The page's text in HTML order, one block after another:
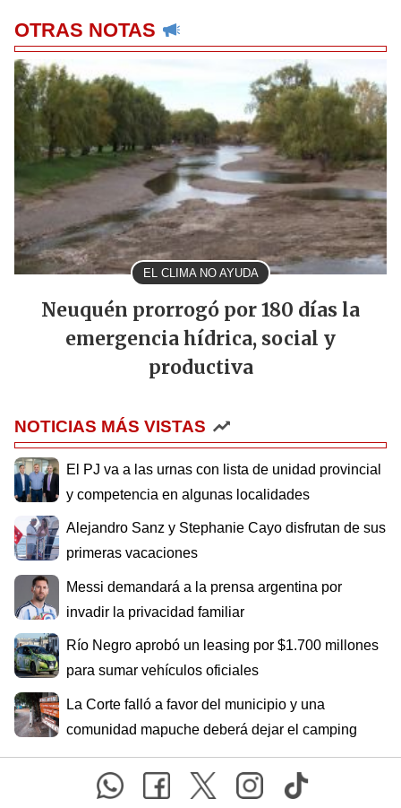
OTRAS NOTAS
EL CLIMA NO AYUDA
Neuquén prorrogó por 180 días la
emergencia hídrica, social y
productiva
NOTICIAS MÁS VISTAS
El PJ va a las urnas con lista de unidad provincial
y competencia en algunas localidades
Alejandro Sanz y Stephanie Cayo disfrutan de sus
primeras vacaciones
Messi demandará a la prensa argentina por
invadir la privacidad familiar
Río Negro aprobó un leasing por $1.700 millones
para sumar vehículos oficiales
La Corte falló a favor del municipio y una
comunidad mapuche deberá dejar el camping